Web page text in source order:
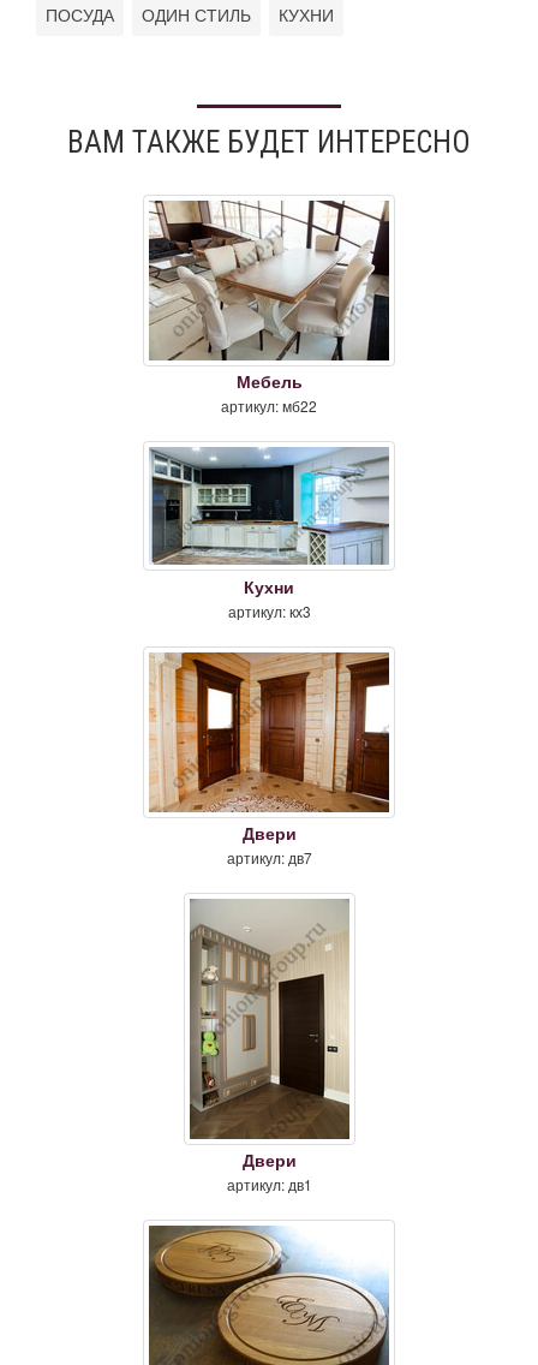
ПОСУДА
ОДИН СТИЛЬ КУХНИ
ВАМ ТАКЖЕ БУДЕТ ИНТЕРЕСНО
Мебель
артикул: мб22
Кухни
артикул: кх3
Двери
артикул: дв7
Двери
артикул: дв1